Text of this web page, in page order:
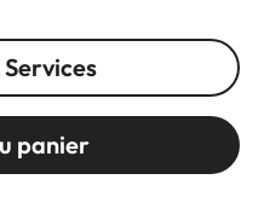
panier